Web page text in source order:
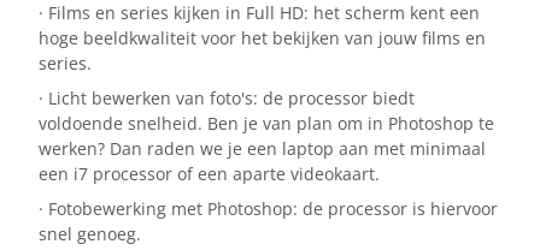
· Films en series kijken in Full HD: het scherm kent een
hoge beeldkwaliteit voor het bekijken van jouw films en
series.
· Licht bewerken van foto's: de processor biedt
voldoende snelheid. Ben je van plan om in Photoshop te
werken? Dan raden we je een laptop aan met minimaal
een i7 processor of een aparte videokaart.
· Fotobewerking met Photoshop: de processor is hiervoor
snel genoeg.